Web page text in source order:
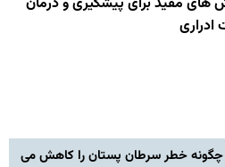
ادراری
داروهای لاغری GLP-1 چگونه خطر سرطان پستان را کاهش می